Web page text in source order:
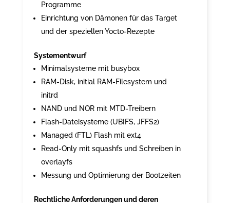
Programme
Einrichtung von Dämonen für das Target
und der speziellen Yocto-Rezepte
Systementwurf
Minimalsysteme mit busybox
RAM-Disk, initial RAM-Filesystem und
initrd
NAND und NOR mit MTD-Treibern
Flash-Dateisysteme (UBIFS, JFFS2)
Managed (FTL) Flash mit ext4
Read-Only mit squashfs und Schreiben in
overlayfs
Messung und Optimierung der Bootzeiten
Rechtliche Anforderungen und deren